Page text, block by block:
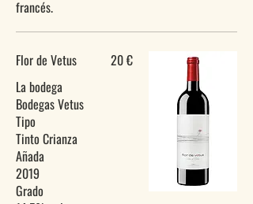
Flor de Vetus
La bodega
Bodegas Vetus
Tipo
Tinto Crianza
Añada
2019
Grado
20 €